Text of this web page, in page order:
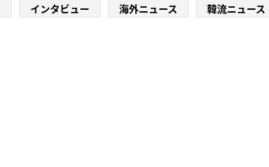
インタビュー 海外ニュース 韓流ニュース